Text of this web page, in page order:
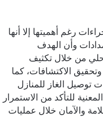
رغم أهميتها إلا أنها
وأن الهدف
من خلال تكثيف
الاكتشافات، كما
الغاز للمنازل
للتأكد من الاستمرار
والآمان خلال عمليات